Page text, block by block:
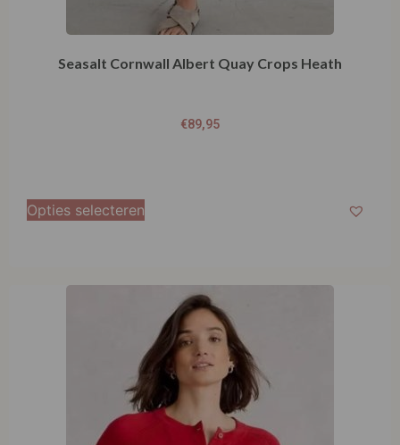
Seasalt Cornwall Albert Quay Crops Heath
€89,95
Opties selecteren